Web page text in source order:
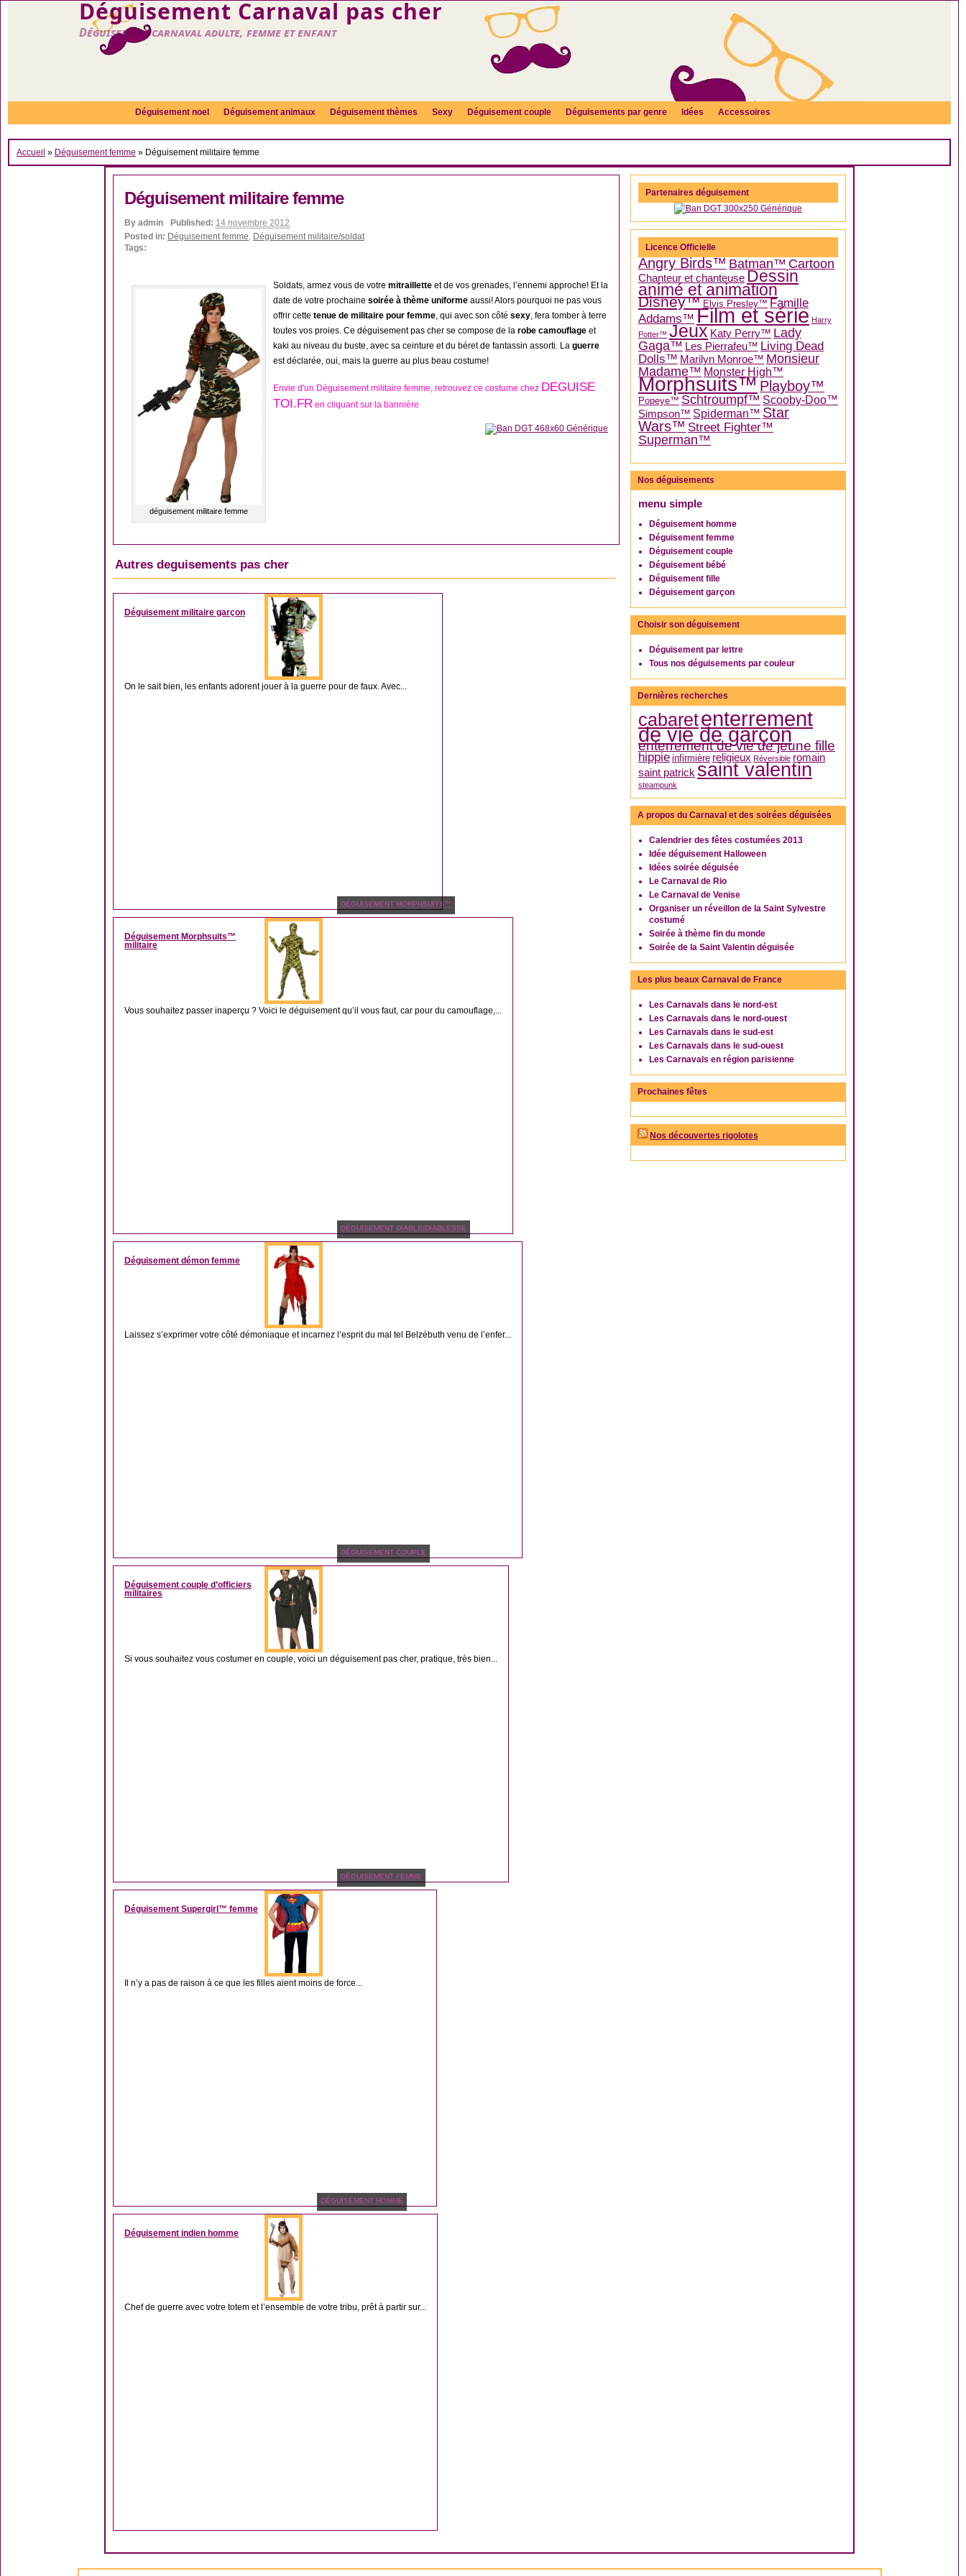
Déguisement Carnaval pas cher
Déguisement carnaval adulte, femme et enfant
Déguisement noel Déguisement animaux Déguisement thèmes Sexy Déguisement couple Déguisements par genre Idées Accessoires
Accueil » Déguisement femme » Déguisement militaire femme
Déguisement militaire femme
By admin Published: 14 novembre 2012
Posted in: Déguisement femme, Déguisement militaire/soldat
Tags:
déguisement militaire femme
Soldats, armez vous de votre mitraillette et de vos grenades, l’ennemi approche! Et la
date de votre prochaine soirée à thème uniforme aussi! Alors pourquoi ne pas vous
offrir cette tenue de militaire pour femme, qui avec son côté sexy, fera tomber à terre
toutes vos proies. Ce déguisement pas cher se compose de la robe camouflage et
kaki au niveau du buste, avec sa ceinture et du béret de fantassin assorti. La guerre
est déclarée, oui, mais la guerre au plus beau costume!
Envie d'un Déguisement militaire femme, retrouvez ce costume chez DEGUISE
TOI.FR en cliquant sur la bannière
Autres deguisements pas cher
DÉGUISEMENT GARÇON
Déguisement militaire garçon
On le sait bien, les enfants adorent jouer à la guerre pour de faux. Avec...
DÉGUISEMENT MORPHSUITS™
Déguisement Morphsuits™
militaire
Vous souhaitez passer inaperçu ? Voici le déguisement qu’il vous faut, car pour du camouflage,...
DÉGUISEMENT DIABLE/DIABLESSE
Déguisement démon femme
Laissez s’exprimer votre côté démoniaque et incarnez l’esprit du mal tel Belzébuth venu de l’enfer...
DÉGUISEMENT COUPLE
Déguisement couple d’officiers
militaires
Si vous souhaitez vous costumer en couple, voici un déguisement pas cher, pratique, très bien...
DÉGUISEMENT FEMME
Déguisement Supergirl™ femme
Il n’y a pas de raison à ce que les filles aient moins de force...
DÉGUISEMENT HOMME
Déguisement indien homme
Chef de guerre avec votre totem et l’ensemble de votre tribu, prêt à partir sur...
Partenaires déguisement
Licence Officielle
Angry Birds™ Batman™ Cartoon
Chanteur et chanteuse Dessin
animé et animation
Disney™ Elvis Presley™ Famille
Addams™ Film et série Harry
Potter™ Jeux Katy Perry™ Lady
Gaga™ Les Pierrafeu™ Living Dead
Dolls™ Marilyn Monroe™ Monsieur
Madame™ Monster High™
Morphsuits™Playboy™
Popeye™ Schtroumpf™ Scooby-Doo™
Simpson™ Spiderman™ Star
Wars™ Street Fighter™
Superman™
Nos déguisements
menu simple
Déguisement homme
Déguisement femme
Déguisement couple
Déguisement bébé
Déguisement fille
Déguisement garçon
Choisir son déguisement
Déguisement par lettre
Tous nos déguisements par couleur
Dernières recherches
cabaretenterrement
de vie de garçon
enterrement de vie de jeune fille
hippie infirmière religieux Réversible romain
saint patrick saint valentin
steampunk
A propos du Carnaval et des soirées déguisées
Calendrier des fêtes costumées 2013
Idée déguisement Halloween
Idées soirée déguisée
Le Carnaval de Rio
Le Carnaval de Venise
Organiser un réveillon de la Saint Sylvestre
costumé
Soirée à thème fin du monde
Soirée de la Saint Valentin déguisée
Les plus beaux Carnaval de France
Les Carnavals dans le nord-est
Les Carnavals dans le nord-ouest
Les Carnavals dans le sud-est
Les Carnavals dans le sud-ouest
Les Carnavals en région parisienne
Prochaines fêtes
Nos découvertes rigolotes